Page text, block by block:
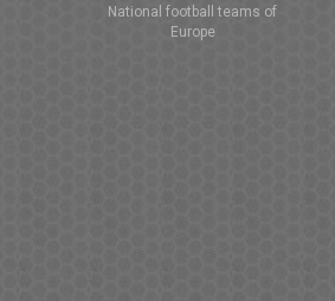
National football teams of
Europe